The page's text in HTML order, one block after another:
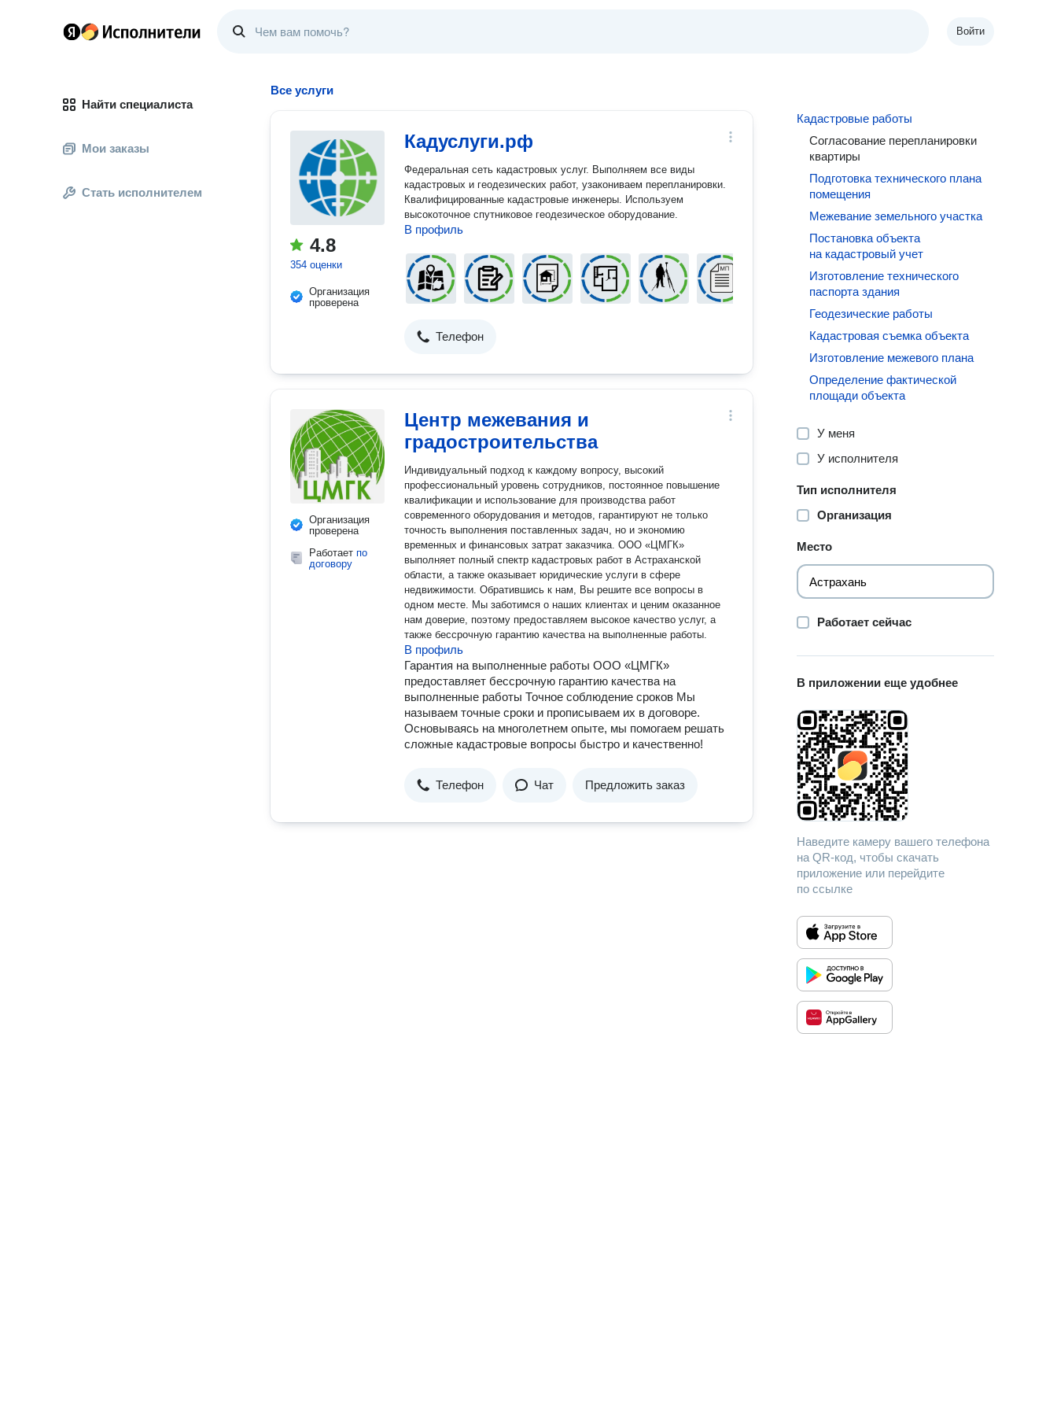
Войти
Найти специалиста
Мои заказы
Стать исполнителем
Все услуги
4.8
354 оценки
Организация
проверена
Кадуслуги.рф
Федеральная сеть кадастровых услуг. Выполняем все виды
кадастровых и геодезических работ, узакониваем перепланировки.
Квалифицированные кадастровые инженеры. Используем
высокоточное спутниковое геодезическое оборудование.
В профиль
Телефон
Организация
проверена
Работает по
договору
Центр межевания и
градостроительства
Индивидуальный подход к каждому вопросу, высокий
профессиональный уровень сотрудников, постоянное повышение
квалификации и использование для производства работ
современного оборудования и методов, гарантируют не только
точность выполнения поставленных задач, но и экономию
временных и финансовых затрат заказчика. ООО «ЦМГК»
выполняет полный спектр кадастровых работ в Астраханской
области, а также оказывает юридические услуги в сфере
недвижимости. Обратившись к нам, Вы решите все вопросы в
одном месте. Мы заботимся о наших клиентах и ценим оказанное
нам доверие, поэтому предоставляем высокое качество услуг, а
также бессрочную гарантию качества на выполненные работы.
В профиль
Гарантия на выполненные работы ООО «ЦМГК»
предоставляет бессрочную гарантию качества на
выполненные работы Точное соблюдение сроков Мы
называем точные сроки и прописываем их в договоре.
Основываясь на многолетнем опыте, мы помогаем решать
сложные кадастровые вопросы быстро и качественно!
Телефон Чат Предложить заказ
Кадастровые работы
Согласование перепланировки
квартиры
Подготовка технического плана
помещения
Межевание земельного участка
Постановка объекта
на кадастровый учет
Изготовление технического
паспорта здания
Геодезические работы
Кадастровая съемка объекта
Изготовление межевого плана
Определение фактической
площади объекта
У меня
У исполнителя
Тип исполнителя
Организация
Место
Работает сейчас
В приложении еще удобнее
Наведите камеру вашего телефона
на QR-код, чтобы скачать
приложение или перейдите
по ссылке